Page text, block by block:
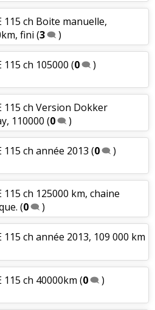
115 ch Boite manuelle,
fini (3 )
115 ch 105000 (0 )
115 ch Version Dokker
110000 (0 )
115 ch année 2013 (0 )
115 ch 125000 km, chaine
(0 )
115 ch année 2013, 109 000 km
115 ch 40000km (0 )